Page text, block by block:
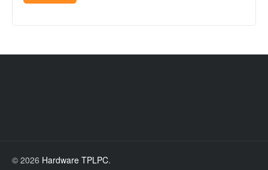
© 2026 Hardware TPLPC.